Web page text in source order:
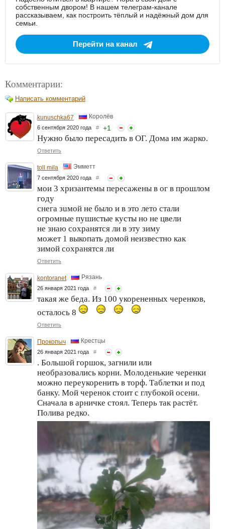
собственным двором! В нашем телеграм-канале
рассказываем, как построить тёплый и надёжный дом для
семьи.
Перейти на канал
Комментарии:
Написать комментарий
kunuschka67 Королёв
6 сентября 2020 года # +1
Нужно было пересадить в ОГ. Дома им жарко.
Ответить
toll mila Эмметт
7 сентября 2020 года #
мои 3 хризантемы пересажены в ог в прошлом
году
снега зuмой не было и в это лето стали
огромные пушистые кусты но не цвели
не знаю сохранятся ли в эту зиму
может 1 выкопать домой неизвестно как
зимой сохранятся ли
Ответить
kontoranet Рязань
26 января 2021 года #
такая же беда. Из 100 укорененных черенков,
осталось 8
Ответить
Прокопыч Крестцы
26 января 2021 года #
. Большой горшок, загнили или
необразовались корни. Молоденькие черенки
можно переукоренить в торф. Таблетки и под
банку. Мой черенок стоит с глубокой осени.
Сначала в арничке стоял. Теперь так растёт.
Полива редко.